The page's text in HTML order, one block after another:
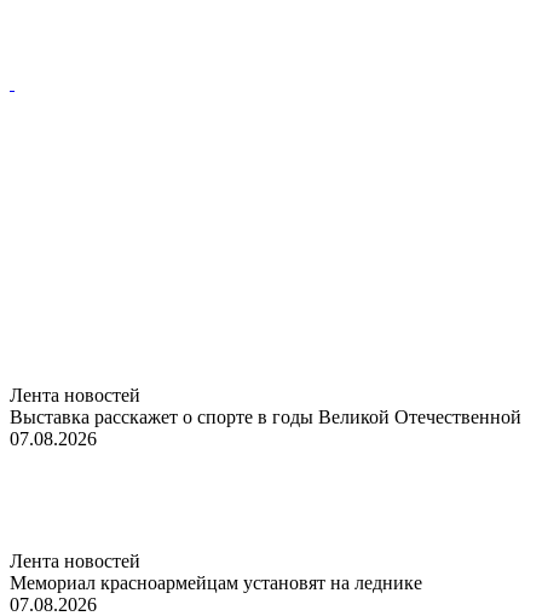
Лента новостей
Выставка расскажет о спорте в годы Великой Отечественной
07.08.2026
Лента новостей
Мемориал красноармейцам установят на леднике
07.08.2026